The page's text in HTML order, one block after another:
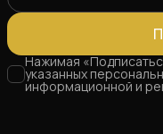
Нажимая
указанных
информационной и